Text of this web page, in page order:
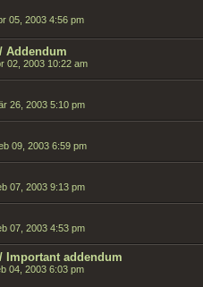
05, 2003 4:56 pm
Addendum
02, 2003 10:22 am
26, 2003 5:10 pm
09, 2003 6:59 pm
07, 2003 9:13 pm
07, 2003 4:53 pm
Important addendum
04, 2003 6:03 pm